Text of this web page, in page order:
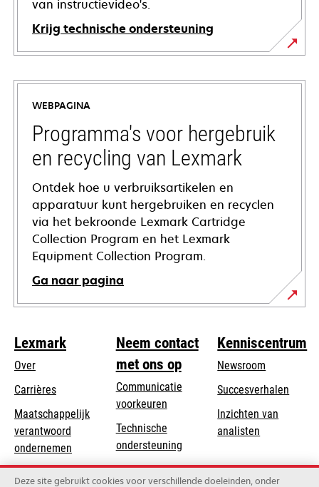
van instructievideo's.
Krijg technische ondersteuning
opens
in
new
tab
WEBPAGINA
Programma's voor hergebruik
en recycling van Lexmark
Ontdek hoe u verbruiksartikelen en
apparatuur kunt hergebruiken en recyclen
via het bekroonde Lexmark Cartridge
Collection Program en het Lexmark
Equipment Collection Program.
Ga naar pagina
Lexmark
Over
Carrières
Maatschappelijk
verantwoord
ondernemen
in
a
Duurzaamheid
Neem contact
met ons op
Communicatie
voorkeuren
Technische
ondersteuningopens
in
a
Product registratie
Kenniscentrum
Newsroom
Succesverhalen
Inzichten van
analisten
Deze site gebruikt cookies voor verschillende doeleinden, onder